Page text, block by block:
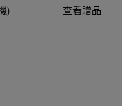
) 查看贈品